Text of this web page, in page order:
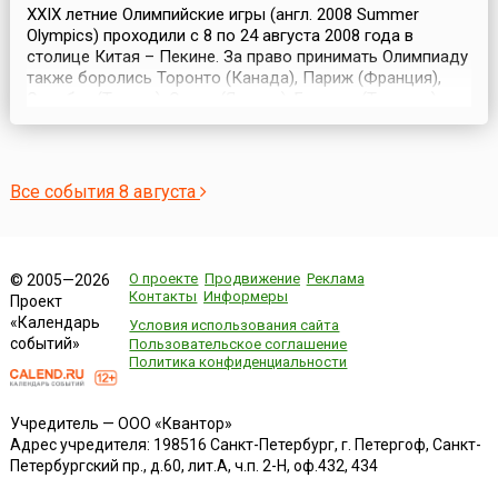
XXIX летние Олимпийские игры (англ. 2008 Summer
Olympics) проходили с 8 по 24 августа 2008 года в
столице Китая – Пекине. За право принимать Олимпиаду
также боролись Торонто (Канада), Париж (Франция),
Каир (Египет), Гавана (Куба), Куала-Лумпур (Малайзия) и
Все события 8 августа
© 2005—2026
Проект
«Календарь
событий»
О проекте Продвижение Реклама
Контакты Информеры
Условия использования сайта
Пользовательское соглашение
Политика конфиденциальности
Учредитель — ООО «Квантор»
Адрес учредителя: 198516 Санкт-Петербург, г. Петергоф, Санкт-
Петербургский пр., д.60, лит.А, ч.п. 2-Н, оф.432, 434